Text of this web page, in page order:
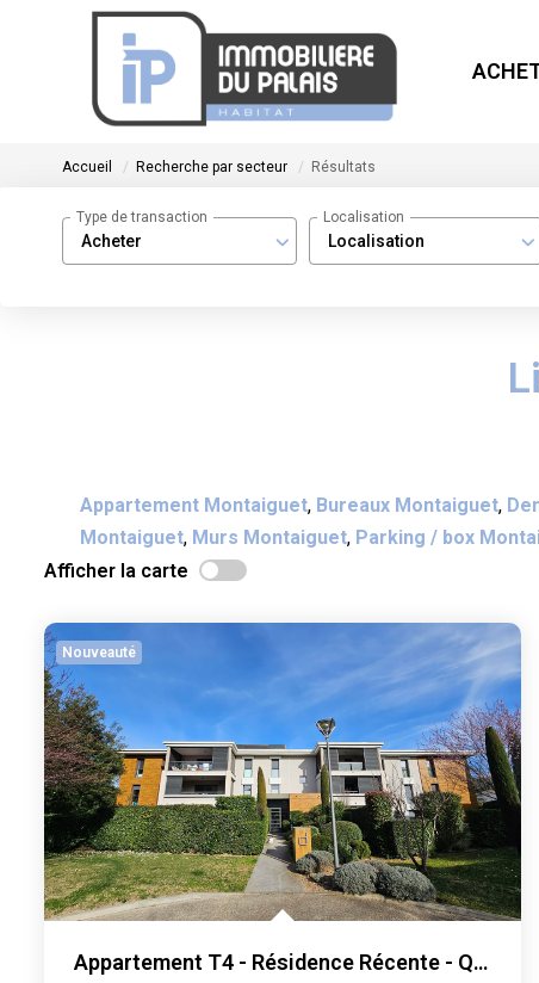
Accueil Recherche par secteur Résultats
Acheter
Type de transaction
Localisation
Localisation
Appartement Montaiguet, Bureaux Montaiguet,
Montaiguet, Murs Montaiguet, Parking / box
Afficher la carte
Nouveauté
Appartement T4 - Résidence Récente - Quartier Du Montaiguet